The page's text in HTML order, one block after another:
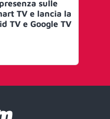
sulle
TV e lancia la
TV e Google TV